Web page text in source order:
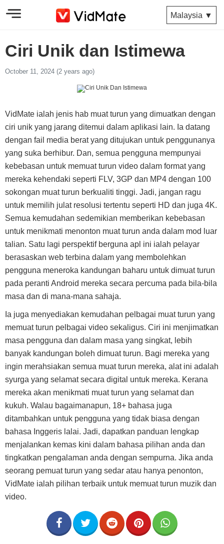
Malaysia ▼
Ciri Unik dan Istimewa
October 11, 2024 (2 years ago)
VidMate ialah jenis hab muat turun yang dimuatkan dengan
ciri unik yang jarang ditemui dalam aplikasi lain. Ia datang
dengan fail media berat yang ditujukan untuk penggunanya
yang suka berhibur. Dan, semua pengguna mempunyai
kebebasan untuk memuat turun video dalam format yang
mereka kehendaki seperti FLV, 3GP dan MP4 dengan 100
sokongan muat turun berkualiti tinggi. Jadi, jangan ragu
untuk memilih julat resolusi tertentu seperti HD dan juga 4K.
Semua kemudahan sedemikian memberikan kebebasan
untuk menikmati menonton muat turun anda dalam mod luar
talian. Satu lagi perspektif berguna apl ini ialah pelayar
berasaskan web terbina dalam yang membolehkan
pengguna meneroka kandungan baharu untuk dimuat turun
pada peranti Android mereka secara percuma pada bila-bila
masa dan di mana-mana sahaja.
Ia juga menyediakan kemudahan pelbagai muat turun yang
memuat turun pelbagai video sekaligus. Ciri ini menjimatkan
masa pengguna dan dalam masa yang singkat, lebih
banyak kandungan boleh dimuat turun. Bagi mereka yang
ingin merahsiakan semua muat turun mereka, alat ini adalah
syurga yang selamat secara digital untuk mereka. Kerana
mereka akan menikmati muat turun yang selamat dan
kukuh. Walau bagaimanapun, 18+ bahasa juga
ditambahkan untuk pengguna yang tidak biasa dengan
bahasa Inggeris lalai. Jadi, dapatkan panduan lengkap
menjalankan kemas kini dalam bahasa pilihan anda dan
tingkatkan pengalaman anda dengan sempurna. Jika anda
seorang pemuat turun yang sedar atau hanya penonton,
VidMate ialah pilihan terbaik untuk memuat turun muzik dan
video.